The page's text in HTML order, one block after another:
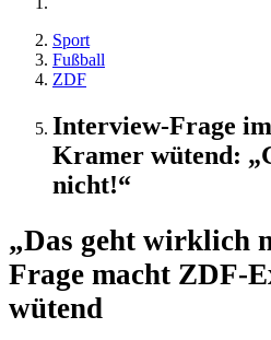
Sport
Fußball
ZDF
Interview-Frage
Kramer wütend:
nicht!“
„Das geht wirklich
Frage macht ZDF-
wütend